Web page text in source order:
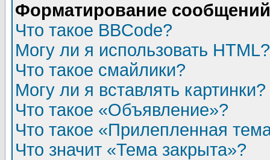
Форматирование
Что такое BBCode?
Могу ли я использовать HTML?
Что такое смайлики?
Могу ли я вставлять картинки?
Что такое «Объявление»?
Что такое «Прилепленная
Что значит «Тема закрыта»?